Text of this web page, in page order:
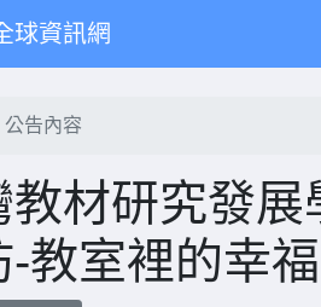
球資訊網
公告內容
教材研究發
-教室裡的幸